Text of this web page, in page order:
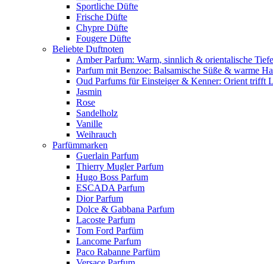
Sportliche Düfte
Frische Düfte
Chypre Düfte
Fougere Düfte
Beliebte Duftnoten
Amber Parfum: Warm, sinnlich & orientalische Tiefe
Parfum mit Benzoe: Balsamische Süße & warme
Oud Parfums für Einsteiger & Kenner: Orient trifft
Jasmin
Rose
Sandelholz
Vanille
Weihrauch
Parfümmarken
Guerlain Parfum
Thierry Mugler Parfum
Hugo Boss Parfum
ESCADA Parfum
Dior Parfum
Dolce & Gabbana Parfum
Lacoste Parfum
Tom Ford Parfüm
Lancome Parfum
Paco Rabanne Parfüm